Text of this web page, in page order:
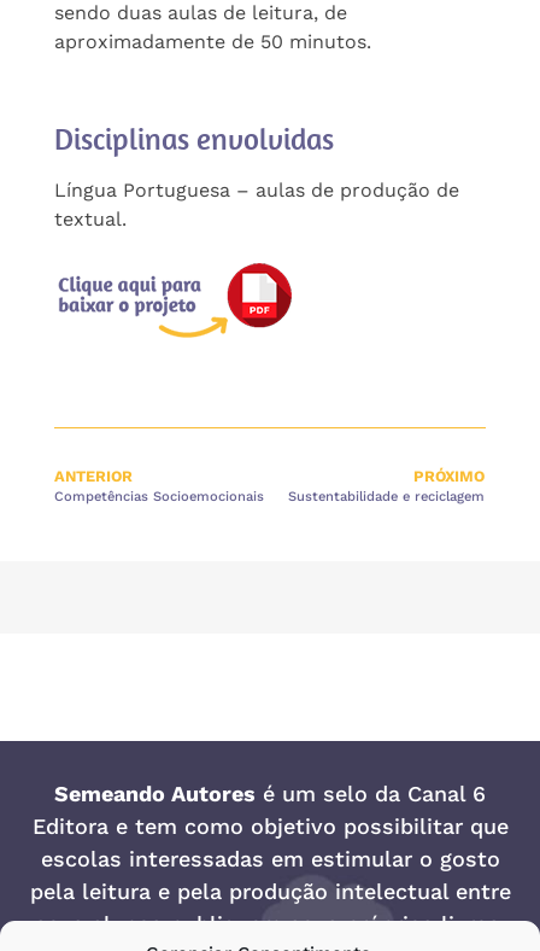
sendo duas aulas de leitura, de
aproximadamente de 50 minutos.
Disciplinas envolvidas
Língua Portuguesa – aulas de produção de
textual.
ANTERIOR
Competências Socioemocionais
PRÓXIMO
Sustentabilidade e reciclagem
Semeando Autores é um selo da Canal 6
Editorae tem como objetivo possibilitar que
escolas interessadas em estimular o gosto
pela leitura e pela produção intelectual entre
seus alunos publiquem seus próprios livros.